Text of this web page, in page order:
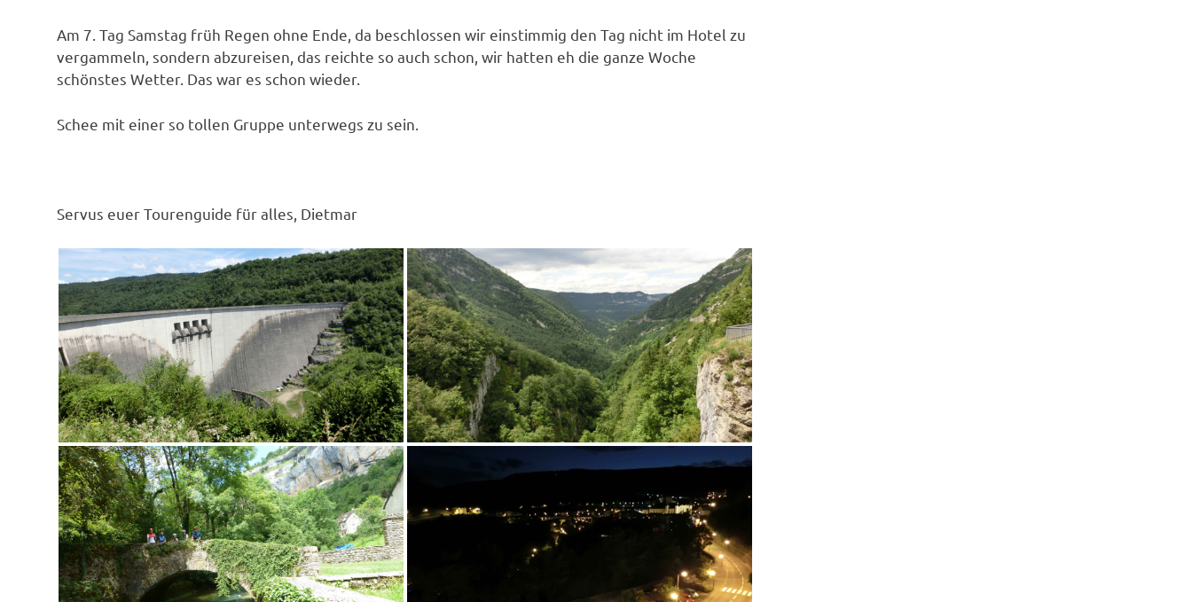
Am 7. Tag Samstag früh Regen ohne Ende, da beschlossen wir einstimmig den Tag nicht im Hotel zu
vergammeln, sondern abzureisen, das reichte so auch schon, wir hatten eh die ganze Woche
schönstes Wetter. Das war es schon wieder.
Schee mit einer so tollen Gruppe unterwegs zu sein.
Servus euer Tourenguide für alles, Dietmar